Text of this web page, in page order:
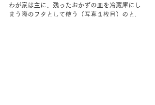
わが家は主に、残ったおかずの皿を冷蔵庫にし
まう際のフタとして使う（写真１枚目）のと、